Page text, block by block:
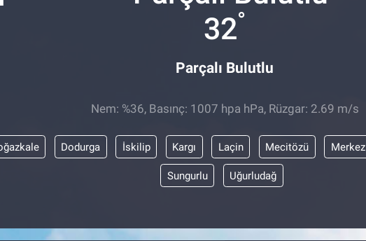
32°
Parçalı Bulutlu
Nem: %36, Basınç: 1007 hpa hPa, Rüzgar: 2.69 m/s
Dodurga İskilip Kargı Laçin Mecitözü Merkez
Sungurlu Uğurludağ